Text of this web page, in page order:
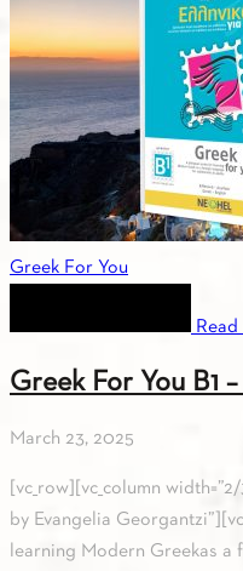
Greek For You
Greek For You B1
March 23, 2025
[vc_row][vc_column
by Evangelia
learning Modern Greekas